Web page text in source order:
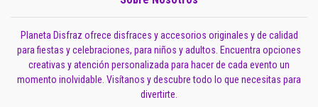
Planeta Disfraz ofrece disfraces y accesorios originales y de calidad
para fiestas y celebraciones, para niños y adultos. Encuentra opciones
creativas y atención personalizada para hacer de cada evento un
momento inolvidable. Visítanos y descubre todo lo que necesitas para
divertirte.